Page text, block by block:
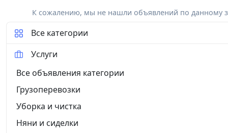
К сожалению, мы не нашли объявлений по данному
Все категории
Услуги
Все объявления категории
Грузоперевозки
Уборка и чистка
Няни и сиделки